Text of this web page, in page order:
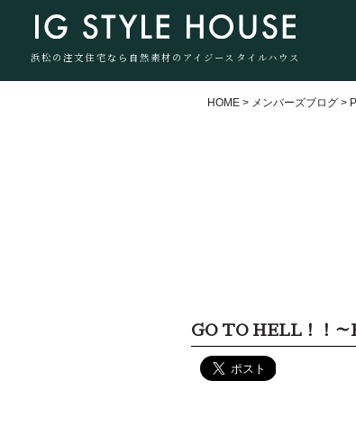
浜松の注文住宅なら自然素材のアイジースタイルハウス
HOME > メンバーズブログ >
GO TO HELL！！～